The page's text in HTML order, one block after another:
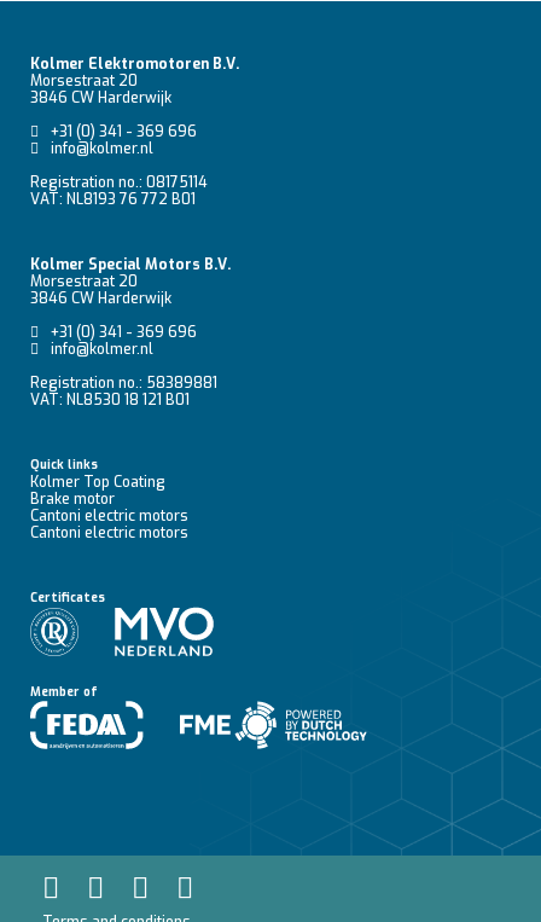
Kolmer Elektromotoren B.V.
Morsestraat 20
3846 CW Harderwijk
+31 (0) 341 - 369 696
info@kolmer.nl
Registration no.: 08175114
VAT: NL8193 76 772 B01
Kolmer Special Motors B.V.
Morsestraat 20
3846 CW Harderwijk
+31 (0) 341 - 369 696
info@kolmer.nl
Registration no.: 58389881
VAT: NL8530 18 121 B01
Quick links
Kolmer Top Coating
Brake motor
Cantoni electric motors
Cantoni electric motors
Certificates
Member of